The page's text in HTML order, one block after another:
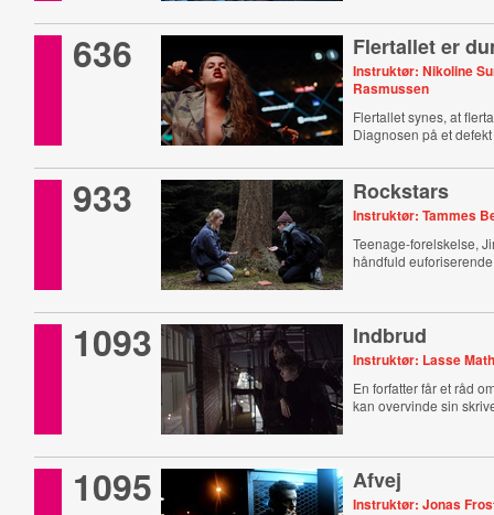
636 Flertallet er
Instruktør: Nikoline
Rasmussen
Flertallet synes, at
Diagnosen på et
933 Rockstars
Instruktør: Tammes
Teenage-forelskelse,
håndfuld
1093 Indbrud
Instruktør: Lasse
En forfatter får et råd
kan overvinde sin
1095 Afvej
Instruktør: Jonas